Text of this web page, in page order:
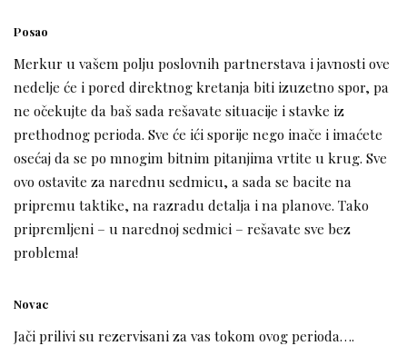
Posao
Merkur u vašem polju poslovnih partnerstava i javnosti ove
nedelje će i pored direktnog kretanja biti izuzetno spor, pa
ne očekujte da baš sada rešavate situacije i stavke iz
prethodnog perioda. Sve će ići sporije nego inače i imaćete
osećaj da se po mnogim bitnim pitanjima vrtite u krug. Sve
ovo ostavite za narednu sedmicu, a sada se bacite na
pripremu taktike, na razradu detalja i na planove. Tako
pripremljeni – u narednoj sedmici – rešavate sve bez
problema!
Novac
Jači prilivi su rezervisani za vas tokom ovog perioda….